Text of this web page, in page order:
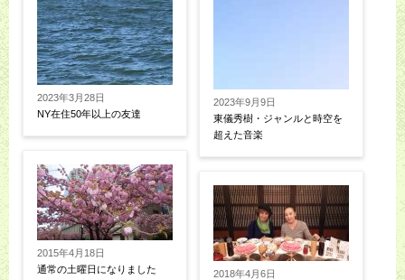
2023年3月28日
NY在住50年以上の友達
2015年4月18日
通常の土曜日になりました
2023年9月9日
東儀秀樹・ジャンルと時空を
超えた音楽
2018年4月6日